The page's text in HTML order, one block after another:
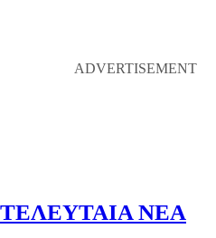
ΤΕΛΕΥΤΑΙΑ ΝΕΑ